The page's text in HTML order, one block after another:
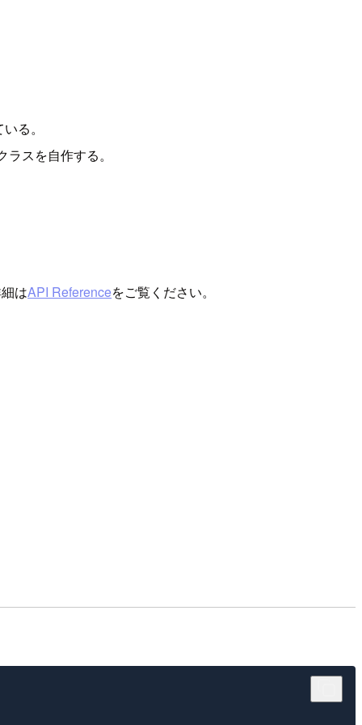
る。
ラスを自作する。
はAPI Referenceをご覧ください。